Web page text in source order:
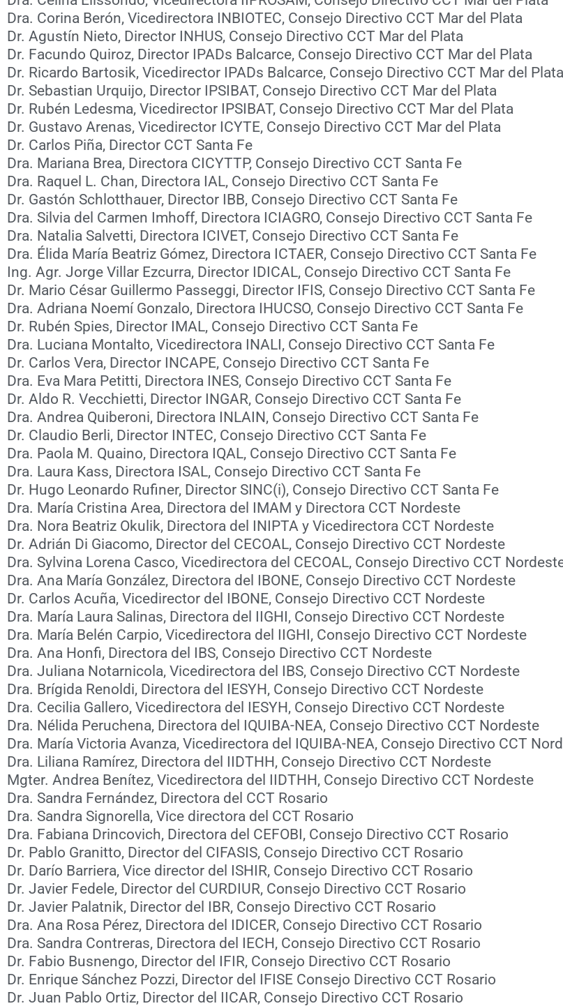
Dra. Corina Berón, Vicedirectora INBIOTEC, Consejo Directivo CCT Mar del Plata
Dr. Agustín Nieto, Director INHUS, Consejo Directivo CCT Mar del Plata
Dr. Facundo Quiroz, Director IPADs Balcarce, Consejo Directivo CCT Mar del Plata
Dr. Ricardo Bartosik, Vicedirector IPADs Balcarce, Consejo Directivo CCT Mar del Plata
Dr. Sebastian Urquijo, Director IPSIBAT, Consejo Directivo CCT Mar del Plata
Dr. Rubén Ledesma, Vicedirector IPSIBAT, Consejo Directivo CCT Mar del Plata
Dr. Gustavo Arenas, Vicedirector ICYTE, Consejo Directivo CCT Mar del Plata
Dr. Carlos Piña, Director CCT Santa Fe
Dra. Mariana Brea, Directora CICYTTP, Consejo Directivo CCT Santa Fe
Dra. Raquel L. Chan, Directora IAL, Consejo Directivo CCT Santa Fe
Dr. Gastón Schlotthauer, Director IBB, Consejo Directivo CCT Santa Fe
Dra. Silvia del Carmen Imhoff, Directora ICIAGRO, Consejo Directivo CCT Santa Fe
Dra. Natalia Salvetti, Directora ICIVET, Consejo Directivo CCT Santa Fe
Dra. Élida María Beatriz Gómez, Directora ICTAER, Consejo Directivo CCT Santa Fe
Ing. Agr. Jorge Villar Ezcurra, Director IDICAL, Consejo Directivo CCT Santa Fe
Dr. Mario César Guillermo Passeggi, Director IFIS, Consejo Directivo CCT Santa Fe
Dra. Adriana Noemí Gonzalo, Directora IHUCSO, Consejo Directivo CCT Santa Fe
Dr. Rubén Spies, Director IMAL, Consejo Directivo CCT Santa Fe
Dra. Luciana Montalto, Vicedirectora INALI, Consejo Directivo CCT Santa Fe
Dr. Carlos Vera, Director INCAPE, Consejo Directivo CCT Santa Fe
Dra. Eva Mara Petitti, Directora INES, Consejo Directivo CCT Santa Fe
Dr. Aldo R. Vecchietti, Director INGAR, Consejo Directivo CCT Santa Fe
Dra. Andrea Quiberoni, Directora INLAIN, Consejo Directivo CCT Santa Fe
Dr. Claudio Berli, Director INTEC, Consejo Directivo CCT Santa Fe
Dra. Paola M. Quaino, Directora IQAL, Consejo Directivo CCT Santa Fe
Dra. Laura Kass, Directora ISAL, Consejo Directivo CCT Santa Fe
Dr. Hugo Leonardo Rufiner, Director SINC(i), Consejo Directivo CCT Santa Fe
Dra. María Cristina Area, Directora del IMAM y Directora CCT Nordeste
Dra. Nora Beatriz Okulik, Directora del INIPTA y Vicedirectora CCT Nordeste
Dr. Adrián Di Giacomo, Director del CECOAL, Consejo Directivo CCT Nordeste
Dra. Sylvina Lorena Casco, Vicedirectora del CECOAL, Consejo Directivo CCT
Dra. Ana María González, Directora del IBONE, Consejo Directivo CCT Nordeste
Dr. Carlos Acuña, Vicedirector del IBONE, Consejo Directivo CCT Nordeste
Dra. María Laura Salinas, Directora del IIGHI, Consejo Directivo CCT Nordeste
Dra. María Belén Carpio, Vicedirectora del IIGHI, Consejo Directivo CCT Nordeste
Dra. Ana Honfi, Directora del IBS, Consejo Directivo CCT Nordeste
Dra. Juliana Notarnicola, Vicedirectora del IBS, Consejo Directivo CCT Nordeste
Dra. Brígida Renoldi, Directora del IESYH, Consejo Directivo CCT Nordeste
Dra. Cecilia Gallero, Vicedirectora del IESYH, Consejo Directivo CCT Nordeste
Dra. Nélida Peruchena, Directora del IQUIBA-NEA, Consejo Directivo CCT Nordeste
Dra. María Victoria Avanza, Vicedirectora del IQUIBA-NEA, Consejo Directivo CCT
Dra. Liliana Ramírez, Directora del IIDTHH, Consejo Directivo CCT Nordeste
Mgter. Andrea Benítez, Vicedirectora del IIDTHH, Consejo Directivo CCT Nordeste
Dra. Sandra Fernández, Directora del CCT Rosario
Dra. Sandra Signorella, Vice directora del CCT Rosario
Dra. Fabiana Drincovich, Directora del CEFOBI, Consejo Directivo CCT Rosario
Dr. Pablo Granitto, Director del CIFASIS, Consejo Directivo CCT Rosario
Dr. Darío Barriera, Vice director del ISHIR, Consejo Directivo CCT Rosario
Dr. Javier Fedele, Director del CURDIUR, Consejo Directivo CCT Rosario
Dr. Javier Palatnik, Director del IBR, Consejo Directivo CCT Rosario
Dra. Ana Rosa Pérez, Directora del IDICER, Consejo Directivo CCT Rosario
Dra. Sandra Contreras, Directora del IECH, Consejo Directivo CCT Rosario
Dr. Fabio Busnengo, Director del IFIR, Consejo Directivo CCT Rosario
Dr. Enrique Sánchez Pozzi, Director del IFISE Consejo Directivo CCT Rosario
Dr. Juan Pablo Ortiz, Director del IICAR, Consejo Directivo CCT Rosario